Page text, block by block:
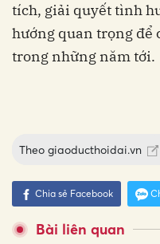
tích, giải quyết tình
hướng quan trọng để
trong những năm tới.
Theo giaoducthoidai.vn
Chia sẻ Facebook
Bài liên quan